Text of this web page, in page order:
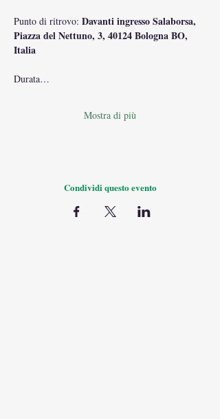
Punto di ritrovo: Davanti ingresso Salaborsa,
Piazza del Nettuno, 3, 40124 Bologna BO,
Italia
Durata…
Mostra di più
Condividi questo evento